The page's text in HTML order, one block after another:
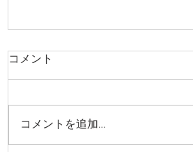
2022年
コメント
コメントを追加…